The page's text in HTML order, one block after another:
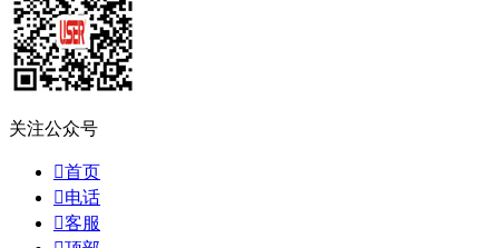
关注公众号
首页
电话
客服